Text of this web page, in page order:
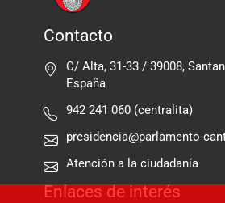
Contacto
C/ Alta, 31-33 / 39008,
España
942 241 060 (centralita)
presidencia@parlamento-
Atención a la ciudadanía
Enlaces de interés